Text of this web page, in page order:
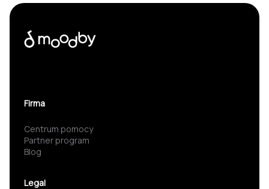
Firma
Centrum pomocy
Partner program
Blog
Legal